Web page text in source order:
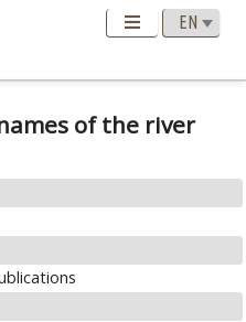
of the river